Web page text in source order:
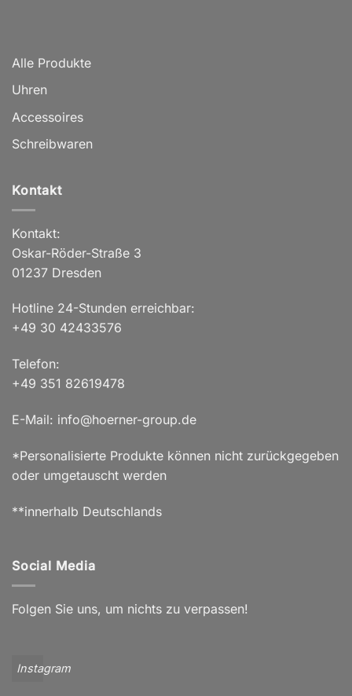
Alle Produkte
Uhren
Accessoires
Schreibwaren
Kontakt
Kontakt:
Oskar-Röder-Straße 3
01237 Dresden
Hotline 24-Stunden erreichbar:
+49 30 42433576
Telefon:
+49 351 82619478
E-Mail: info@hoerner-group.de
*Personalisierte Produkte können nicht zurückgegeben
oder umgetauscht werden
**innerhalb Deutschlands
Social Media
Folgen Sie uns, um nichts zu verpassen!
Instagram